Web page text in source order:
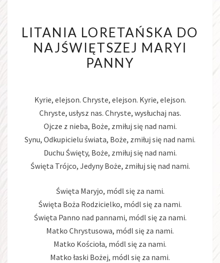
LORETAŃSKA
DO
NAJŚWIĘTSZEJ
LITANIA LORETAŃSKA DO
NAJŚWIĘTSZEJ MARYI
PANNY
Kyrie, elejson. Chryste, elejson. Kyrie, elejson.
Chryste, usłysz nas. Chryste, wysłuchaj nas.
Ojcze z nieba, Boże, zmiłuj się nad nami.
Synu, Odkupicielu świata, Boże, zmiłuj się nad nami.
Duchu Święty, Boże, zmiłuj się nad nami.
Święta Trójco, Jedyny Boże, zmiłuj się nad nami.
Święta Maryjo, módl się za nami.
Święta Boża Rodzicielko, módl się za nami.
Święta Panno nad pannami, módl się za nami.
Matko Chrystusowa, módl się za nami.
Matko Kościoła, módl się za nami.
Matko łaski Bożej, módl się za nami.